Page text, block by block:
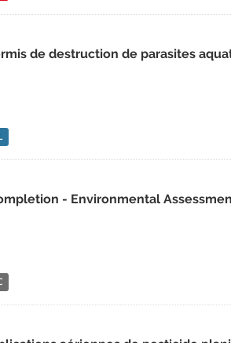
de destruction de parasites
- Environmental